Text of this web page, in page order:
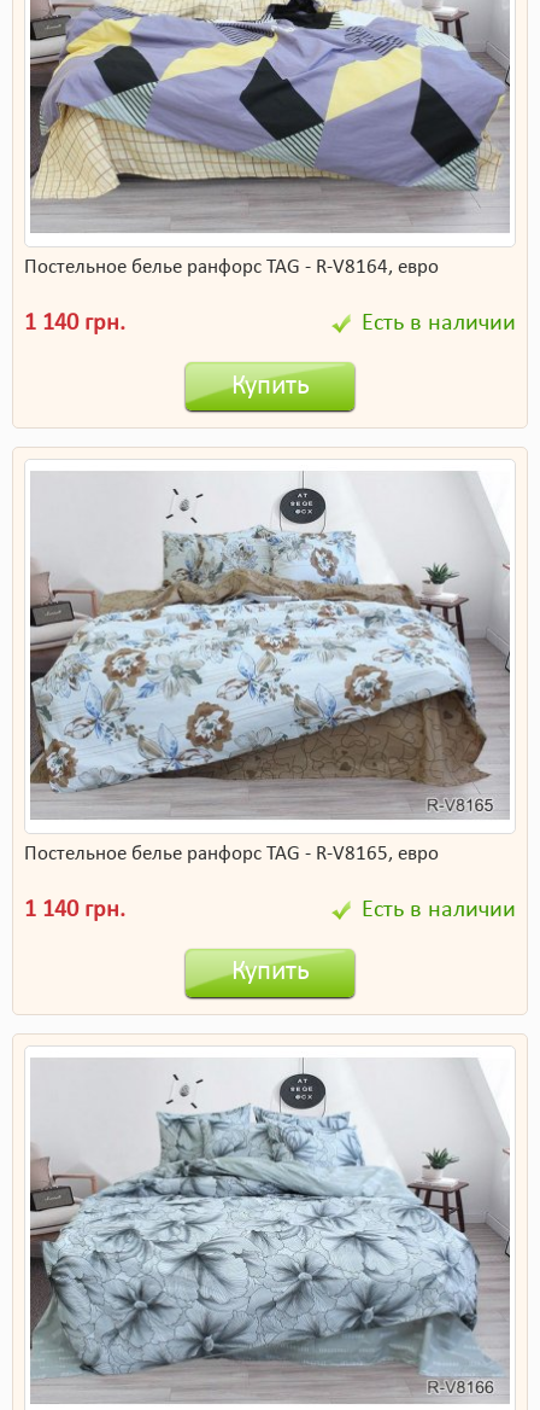
Постельное белье ранфорс TAG - R-V8164, евро
1 140 грн. Есть в наличии
Купить
Постельное белье ранфорс TAG - R-V8165, евро
1 140 грн. Есть в наличии
Купить